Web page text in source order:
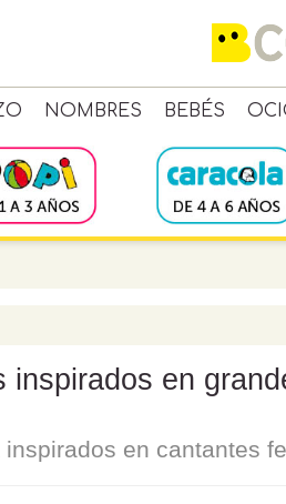
NOMBRES BEBÉS
inspirados en
en cantantes